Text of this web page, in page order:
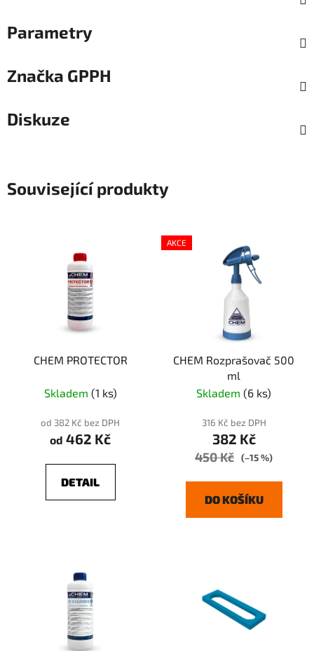
Parametry
Značka GPPH
Diskuze
Související produkty
CHEM PROTECTOR
Skladem (1 ks)
od 382 Kč bez DPH
od 462 Kč
DETAIL
AKCE
CHEM Rozprašovač 500
ml
Skladem (6 ks)
316 Kč bez DPH
382 Kč
450 Kč (–15 %)
DO KOŠÍKU